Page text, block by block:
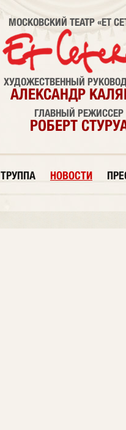
МОСКОВСКИЙ ТЕАТР «ET
ХУДОЖЕСТВЕННЫЙ
АЛЕКСАНДР
ГЛАВНЫЙ РЕЖИССЕР
РОБЕРТ
ТРУППА НОВОСТИ